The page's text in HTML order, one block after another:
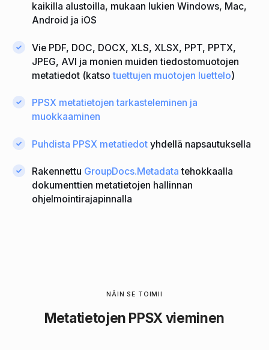
kaikilla alustoilla, mukaan lukien Windows, Mac,
Android ja iOS
Vie PDF, DOC, DOCX, XLS, XLSX, PPT, PPTX,
JPEG, AVI ja monien muiden tiedostomuotojen
metatiedot (katsotuettujen muotojen luettelo)
PPSX metatietojen tarkasteleminen ja
muokkaaminen
Puhdista PPSX metatiedot yhdellä napsautuksella
Rakennettu GroupDocs.Metadata tehokkaalla
dokumenttien metatietojen hallinnan
ohjelmointirajapinnalla
NÄIN SE TOIMII
Metatietojen PPSX vieminen